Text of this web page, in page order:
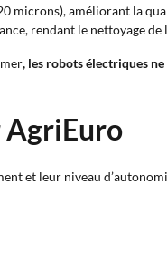
microns), améliorant la
rendant le nettoyage
, les robots électriques
AgriEuro
et leur niveau